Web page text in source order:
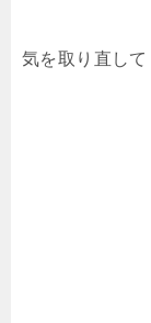
気を取り直して